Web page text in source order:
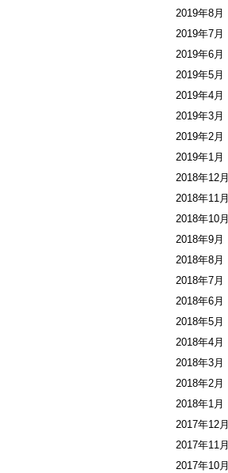
2019年8月
2019年7月
2019年6月
2019年5月
2019年4月
2019年3月
2019年2月
2019年1月
2018年12月
2018年11月
2018年10月
2018年9月
2018年8月
2018年7月
2018年6月
2018年5月
2018年4月
2018年3月
2018年2月
2018年1月
2017年12月
2017年11月
2017年10月